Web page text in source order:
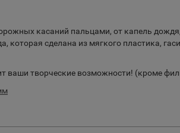
касаний пальцами, от капель
сделана из мягкого пластика,
ваши творческие возможности! (кроме